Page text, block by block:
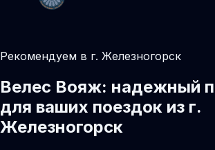
Рекомендуем в г. Железногорск
Велес Вояж: надежный
для ваших поездок из г.
Железногорск